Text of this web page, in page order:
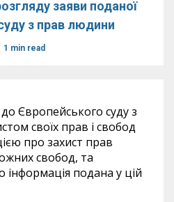
заяви поданої
з прав людини
1 min read
Європейського суду з
своїх прав і свобод
про захист прав
свобод, та
інформація подана у цій